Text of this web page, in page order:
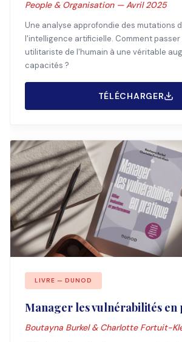
People & Organisation — Avril 2025
Une analyse approfondie des mutations
l'intelligence artificielle. Comment passer
utilitariste de l'humain à une véritable
capacités ?
TÉLÉCHARGER
LIVRE — DUNOD
Manager les vulnérabilités en
Boutayna Burkel & Charlotte Fortuit-